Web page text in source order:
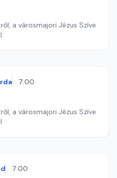
a városmajori Jézus Szíve
7:00
a városmajori Jézus Szíve
7:00